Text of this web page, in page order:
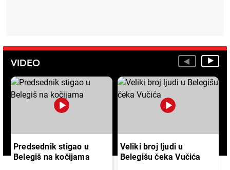
VIDEO
Predsednik stigao u
Belegiš na kočijama
Veliki broj ljudi u
Belegišu čeka Vučića